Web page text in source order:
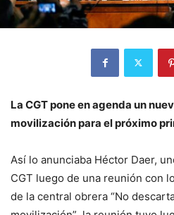
La CGT pone en agenda un
movilización para el próximo
Así lo anunciaba Héctor Daer,
CGT luego de una reunión con
de la central obrera “No